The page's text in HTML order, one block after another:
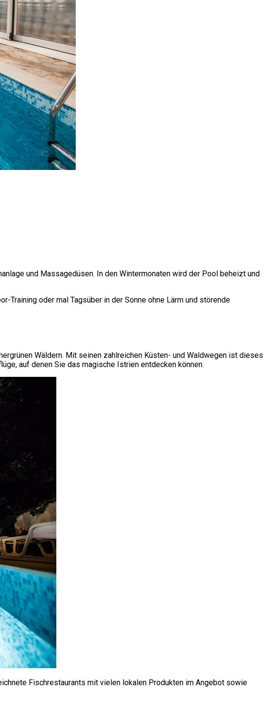
und Massagedüsen. In den Wintermonaten wird der Pool beheizt und
Training oder mal Tagsüber in der Sonne ohne Lärm und störende
Wäldern. Mit seinen zahlreichen Küsten- und Waldwegen ist dieses
auf denen Sie das magische Istrien entdecken können.
Fischrestaurants mit vielen lokalen Produkten im Angebot sowie